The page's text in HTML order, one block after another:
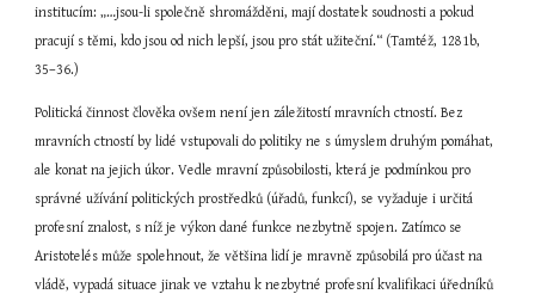
institucím: „…jsou-li společně shromážděni, mají dostatek soudnosti a pokud
pracují s těmi, kdo jsou od nich lepší, jsou pro stát užiteční.“ (Tamtéž, 1281b,
35–36.)
Politická činnost člověka ovšem není jen záležitostí mravních ctností. Bez
mravních ctností by lidé vstupovali do politiky ne s úmyslem druhým pomáhat,
ale konat na jejich úkor. Vedle mravní způsobilosti, která je podmínkou pro
správné užívání politických prostředků (úřadů, funkcí), se vyžaduje i určitá
profesní znalost, s níž je výkon dané funkce nezbytně spojen. Zatímco se
Aristotelés může spolehnout, že většina lidí je mravně způsobilá pro účast na
vládě, vypadá situace jinak ve vztahu k nezbytné profesní kvalifikaci úředníků